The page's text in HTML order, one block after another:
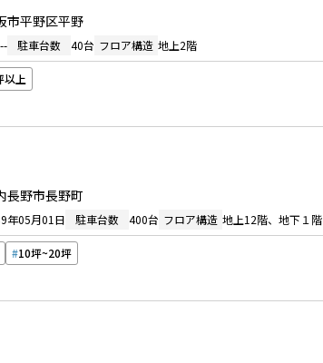
市平野区平野
-- 駐車台数 40台 フロア構造 地上2階
以上
長野市長野町
年05月01日 駐車台数 400台 フロア構造 地上12階、地下１階
10坪~20坪